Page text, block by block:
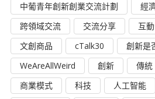
中葡青年創新創業交流計劃
經
跨領域交流
交流分享 互動
文創商品
cTalk30
創新是
WeAreAllWeird
創新 傳統
商業模式
科技 人工智能